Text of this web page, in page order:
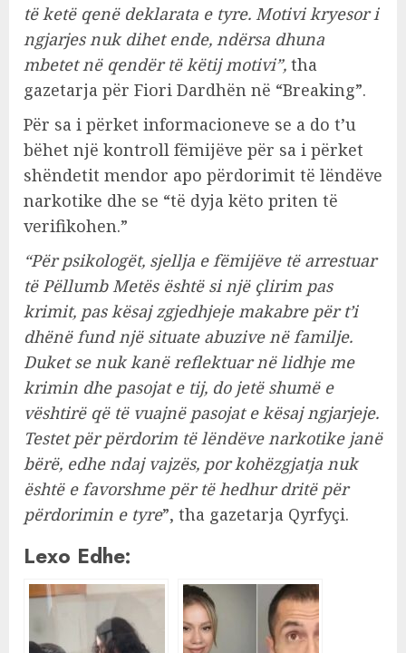
të ketë qenë deklarata e tyre. Motivi kryesor i
ngjarjes nuk dihet ende, ndërsa dhuna
mbetet në qendër të këtij motivi”, tha
gazetarja për Fiori Dardhën në “Breaking”.
Për sa i përket informacioneve se a do t’u
bëhet një kontroll fëmijëve për sa i përket
shëndetit mendor apo përdorimit të lëndëve
narkotike dhe se “të dyja këto priten të
verifikohen.”
“Për psikologët, sjellja e fëmijëve të arrestuar
të Pëllumb Metës është si një çlirim pas
krimit, pas kësaj zgjedhjeje makabre për t’i
dhënë fund një situate abuzive në familje.
Duket se nuk kanë reflektuar në lidhje me
krimin dhe pasojat e tij, do jetë shumë e
vështirë që të vuajnë pasojat e kësaj ngjarjeje.
Testet për përdorim të lëndëve narkotike janë
bërë, edhe ndaj vajzës, por kohëzgjatja nuk
është e favorshme për të hedhur dritë për
përdorimin e tyre”, tha gazetarja Qyrfyçi.
Lexo Edhe: